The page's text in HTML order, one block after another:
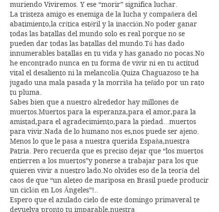
muriendo Viviremos. Y ese “morir” significa luchar.
La tristeza amigo es enemiga de la lucha y compañera del
abatimiento,la crítica estéril y la inacción.No poder ganar
todas las batallas del mundo solo es real porque no se
pueden dar todas las batallas del mundo.Tú has dado
innumerables batallas en tu vida y has ganado no pocas.No
he encontrado nunca en tu forma de vivir ni en tu actitud
vital el desaliento ni la melancolía.Quiza Chaguazoso te ha
jugado una mala pasada y la morriña ha teñido por un rato
tu pluma.
Sabes bien que a nuestro alrededor hay millones de
muertos.Muertos para la esperanza,para el amor,para la
amistad,para el agradecimiento,para la piedad…muertos
para vivir.Nada de lo humano nos es,nos puede ser ajeno.
Menos lo que le pasa a nuestra querida España,nuestra
Patria. Pero recuerda que es preciso dejar que “los muertos
entierren a los muertos”y ponerse a trabajar para los que
quieren vivir a nuestro lado.No olvides eso de la teoría del
caos de que “un aleteo de mariposa en Brasil puede producir
un ciclón en Los Ángeles”!..
Espero que el azulado cielo de este domingo primaveral te
devuelva pronto tu imparable,nuestra